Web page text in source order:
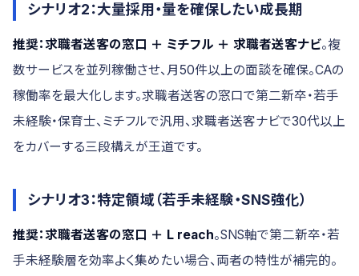
シナリオ2：大量採用・量を確保したい成長期
推奨：求職者送客の窓口 ＋ ミチフル ＋ 求職者送客ナビ。複
数サービスを並列稼働させ、月50件以上の面談を確保。CAの
稼働率を最大化します。求職者送客の窓口で第二新卒・若手
未経験・保育士、ミチフルで汎用、求職者送客ナビで30代以上
をカバーする三段構えが王道です。
シナリオ3：特定領域（若手未経験・SNS強化）
推奨：求職者送客の窓口 ＋ L reach。SNS軸で第二新卒・若
手未経験層を効率よく集めたい場合、両者の特性が補完的。